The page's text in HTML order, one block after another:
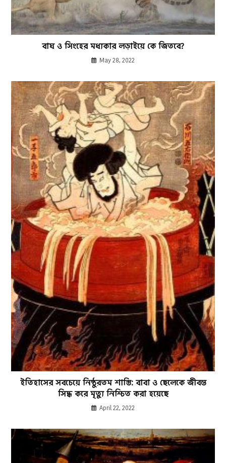
বাঘ ও সিংহের মধ্যকার লড়াইয়ে কে জিতবে?
May 28, 2022
ইতিহাসের সবচেয়ে নিষ্ঠুরতম শাস্তি: বাবা ও ছেলেকে জীবন্ত
সিদ্ধ করে মৃত্যু নিশ্চিত করা হয়েছে
April 22, 2022